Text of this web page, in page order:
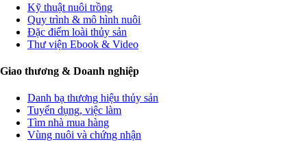
Kỹ thuật nuôi trồng
Quy trình & mô hình nuôi
Đặc điểm loài thủy sản
Thư viện Ebook & Video
Giao thương & Doanh nghiệp
Danh bạ thương hiệu thủy sản
Tuyển dụng, việc làm
Tìm nhà mua hàng
Vùng nuôi và chứng nhận